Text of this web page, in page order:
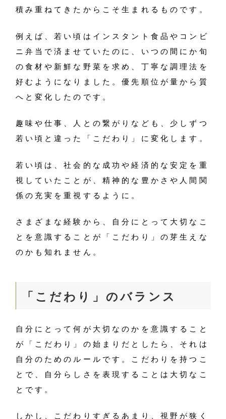
積み重ねてきたからこそ生まれるものです。
例えば、若い頃はインスタント食品やコンビ
ニ弁当で済ませていたのに、いつの間にか旬
の食材や新鮮な野菜を求め、丁寧な調理法を
好むようになりました。優先順位が量から質
へと変化したのです。
趣味や仕事、人との繋がりなども、少しずつ
若い頃と違った「こだわり」に変化します。
若い頃は、社会的な成功や経済的な安定を重
視していたことが、精神的な豊かさや人間関
係の充実を重視するように。
さまざまな経験から、自分にとって大切なこ
とを意識することが「こだわり」の芽生えな
のかも知れません。
「こだわり」のバランス
自分にとって何が大切なのかを意識すること
が「こだわり」の始まりだとしたら、それは
自分のためのルールです。こだわりを持つこ
とで、自分らしさを表現することは大切なこ
とです。
しかし、こだわりすぎるあまり、視野が狭く